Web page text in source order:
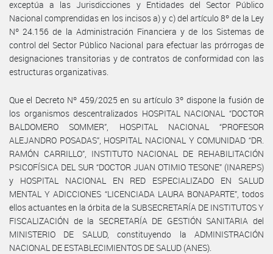
exceptúa a las Jurisdicciones y Entidades del Sector Público
Nacional comprendidas en los incisos a) y c) del artículo 8º de la Ley
Nº 24.156 de la Administración Financiera y de los Sistemas de
control del Sector Público Nacional para efectuar las prórrogas de
designaciones transitorias y de contratos de conformidad con las
estructuras organizativas.
Que el Decreto Nº 459/2025 en su artículo 3º dispone la fusión de
los organismos descentralizados HOSPITAL NACIONAL “DOCTOR
BALDOMERO SOMMER”, HOSPITAL NACIONAL “PROFESOR
ALEJANDRO POSADAS”, HOSPITAL NACIONAL Y COMUNIDAD “DR.
RAMÓN CARRILLO”, INSTITUTO NACIONAL DE REHABILITACIÓN
PSICOFÍSICA DEL SUR “DOCTOR JUAN OTIMIO TESONE” (INAREPS)
y HOSPITAL NACIONAL EN RED ESPECIALIZADO EN SALUD
MENTAL Y ADICCIONES “LICENCIADA LAURA BONAPARTE”, todos
ellos actuantes en la órbita de la SUBSECRETARÍA DE INSTITUTOS Y
FISCALIZACIÓN de la SECRETARÍA DE GESTIÓN SANITARIA del
MINISTERIO DE SALUD, constituyendo la ADMINISTRACIÓN
NACIONAL DE ESTABLECIMIENTOS DE SALUD (ANES).